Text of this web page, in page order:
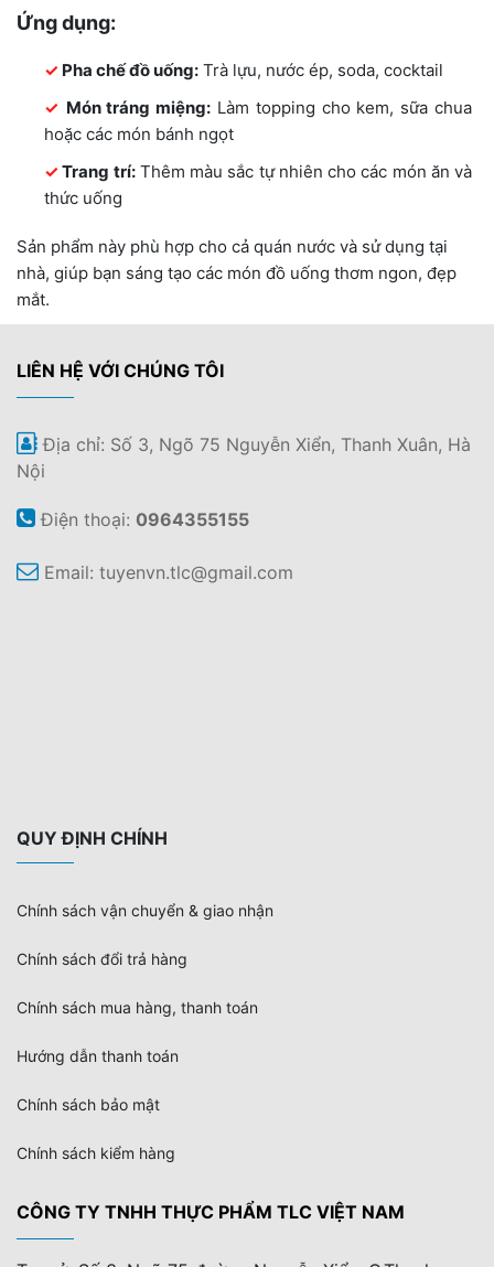
Ứng dụng:
Pha chế đồ uống: Trà lựu, nước ép, soda, cocktail
Món tráng miệng: Làm topping cho kem, sữa chua
hoặc các món bánh ngọt
Trang trí:Thêm màu sắc tự nhiên cho các món ăn và
thức uống
Sản phẩm này phù hợp cho cả quán nước và sử dụng tại
nhà, giúp bạn sáng tạo các món đồ uống thơm ngon, đẹp
mắt.
LIÊN HỆ VỚI CHÚNG TÔI
Địa chỉ: Số 3, Ngõ 75 Nguyễn Xiển, Thanh Xuân, Hà
Nội
Điện thoại: 0964355155
Email: tuyenvn.tlc@gmail.com
QUY ĐỊNH CHÍNH
Chính sách vận chuyển & giao nhận
Chính sách đổi trả hàng
Chính sách mua hàng, thanh toán
Hướng dẫn thanh toán
Chính sách bảo mật
Chính sách kiểm hàng
CÔNG TY TNHH THỰC PHẨM TLC VIỆT NAM